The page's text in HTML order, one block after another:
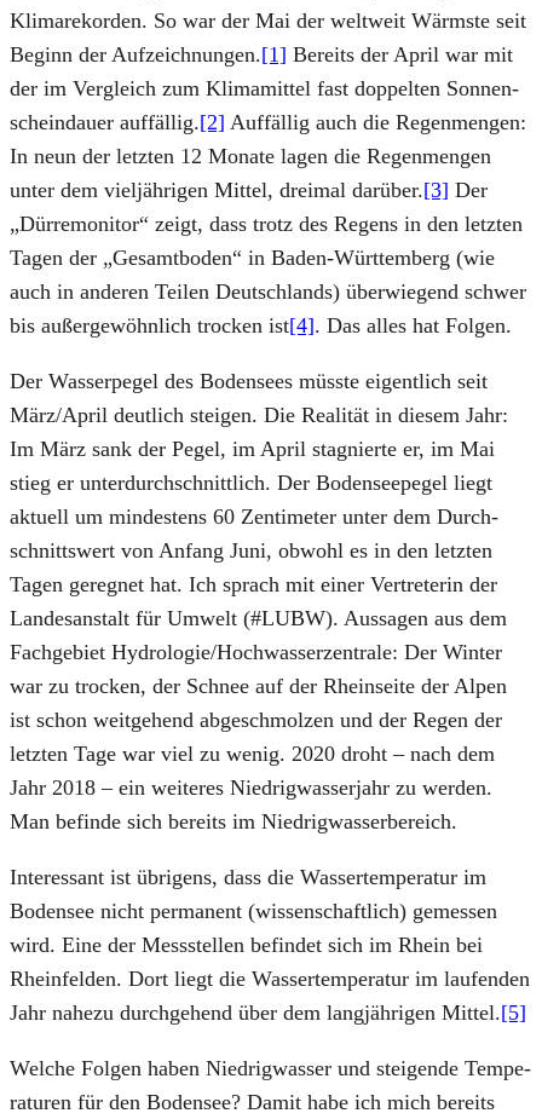
Kli­ma­re­kor­den. So war der Mai der welt­weit Wärms­te seit
Beginn der Auf­zeich­nun­gen.[1] Bereits der April war mit
der im Ver­gleich zum Kli­ma­mit­tel fast dop­pel­ten Son­nen­
schein­dau­er auf­fäl­lig.[2] Auf­fäl­lig auch die Regen­men­gen:
In neun der letz­ten 12 Mona­te lagen die Regen­men­gen
unter dem viel­jäh­ri­gen Mit­tel, drei­mal dar­über.[3] Der
„Dür­re­mo­ni­tor“ zeigt, dass trotz des Regens in den letz­ten
Tagen der „Gesamt­bo­den“ in Baden-Würt­tem­berg (wie
auch in ande­ren Tei­len Deutsch­lands) über­wie­gend schwer
bis außer­ge­wöhn­lich tro­cken ist[4]. Das alles hat Fol­gen.
Der Was­ser­pe­gel des Boden­sees müss­te eigent­lich seit
März/April deut­lich stei­gen. Die Rea­li­tät in die­sem Jahr:
Im März sank der Pegel, im April sta­gnier­te er, im Mai
stieg er unter­durch­schnitt­lich. Der Boden­see­pe­gel liegt
aktu­ell um min­des­tens 60 Zen­ti­me­ter unter dem Durch­
schnitts­wert von Anfang Juni, obwohl es in den letz­ten
Tagen gereg­net hat. Ich sprach mit einer Ver­tre­te­rin der
Lan­des­an­stalt für Umwelt (#LUBW). Aus­sa­gen aus dem
Fach­ge­biet Hydrologie/Hochwasserzentrale: Der Win­ter
war zu tro­cken, der Schnee auf der Rhein­sei­te der Alpen
ist schon weit­ge­hend abge­schmol­zen und der Regen der
letz­ten Tage war viel zu wenig. 2020 droht – nach dem
Jahr 2018 – ein wei­te­res Nied­rig­was­ser­jahr zu wer­den.
Man befin­de sich bereits im Nied­rig­was­ser­be­reich.
Inter­es­sant ist übri­gens, dass die Was­ser­tem­pe­ra­tur im
Boden­see nicht per­ma­nent (wis­sen­schaft­lich) gemes­sen
wird. Eine der Mess­stel­len befin­det sich im Rhein bei
Rhein­fel­den. Dort liegt die Was­ser­tem­pe­ra­tur im lau­fen­den
Jahr nahe­zu durch­ge­hend über dem lang­jäh­ri­gen Mit­tel.[5]
Wel­che Fol­gen haben Nied­rig­was­ser und stei­gen­de Tem­pe­
ra­tu­ren für den Boden­see? Damit habe ich mich bereits